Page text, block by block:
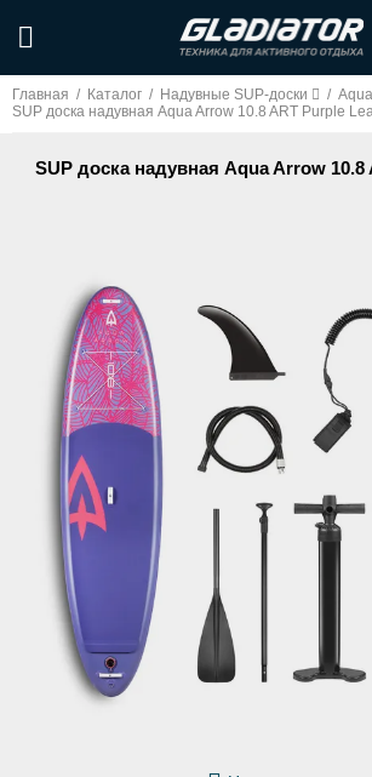
Главная / Каталог / Надувные SUP-доски /
SUP доска надувная Aqua Arrow 10.8 ART Purple
SUP доска надувная Aqua Arrow 10.8